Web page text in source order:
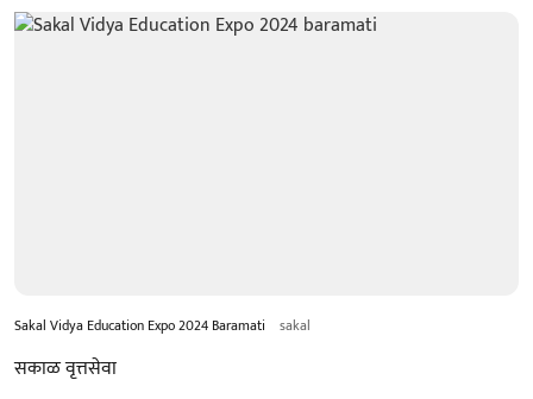
Sakal Vidya Education Expo 2024 Baramati sakal
सकाळ वृत्तसेवा